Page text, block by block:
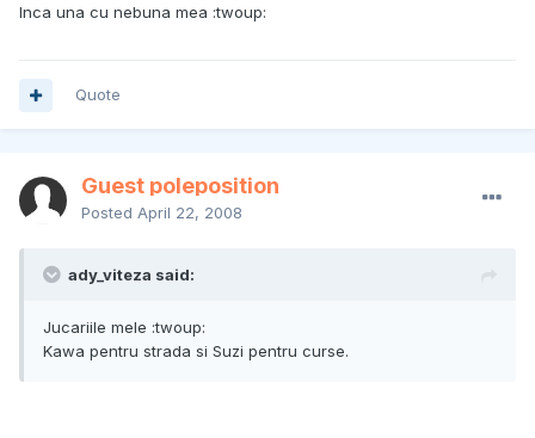
Inca una cu nebuna mea :twoup:
Quote
Guest poleposition
Posted April 22, 2008
ady_viteza said:
Jucariile mele :twoup:
Kawa pentru strada si Suzi pentru curse.